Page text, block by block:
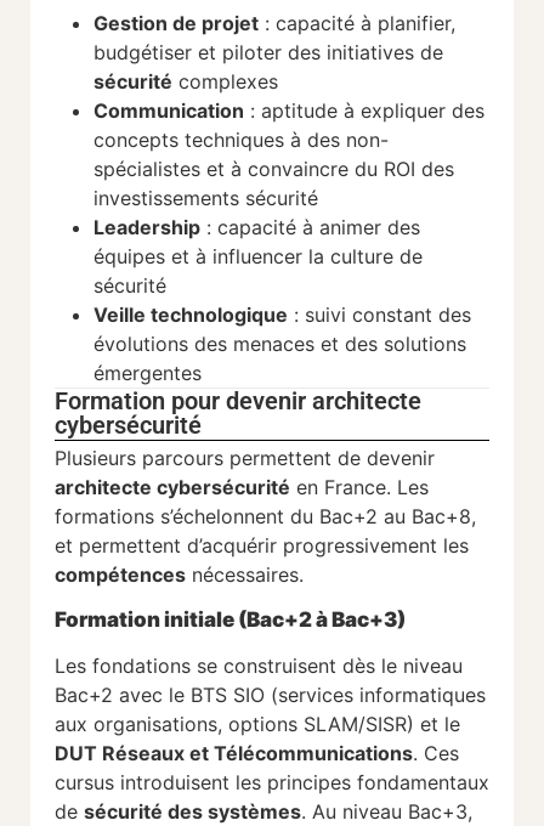
Gestion de projet : capacité à planifier,
budgétiser et piloter des initiatives de
sécurité complexes
Communication : aptitude à expliquer des
concepts techniques à des non-
spécialistes et à convaincre du ROI des
investissements sécurité
Leadership : capacité à animer des
équipes et à influencer la culture de
sécurité
Veille technologique : suivi constant des
évolutions des menaces et des solutions
émergentes
Formation pour devenir architecte
cybersécurité
Plusieurs parcours permettent de devenir
architecte cybersécurité en France. Les
formations s’échelonnent du Bac+2 au Bac+8,
et permettent d’acquérir progressivement les
compétences nécessaires.
Formation initiale (Bac+2 à Bac+3)
Les fondations se construisent dès le niveau
Bac+2 avec le BTS SIO (services informatiques
aux organisations, options SLAM/SISR) et le
DUT Réseaux et Télécommunications. Ces
cursus introduisent les principes fondamentaux
de sécurité des systèmes. Au niveau Bac+3,